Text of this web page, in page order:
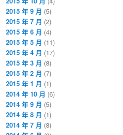
2015 年 9 月 (5)
2015 年 7 月 (2)
2015 年 6 月 (4)
2015 年 5 月 (11)
2015 年 4 月 (17)
2015 年 3 月 (8)
2015 年 2 月 (7)
2015 年 1 月 (1)
2014 年 10 月 (6)
2014 年 9 月 (5)
2014 年 8 月 (1)
2014 年 7 月 (8)